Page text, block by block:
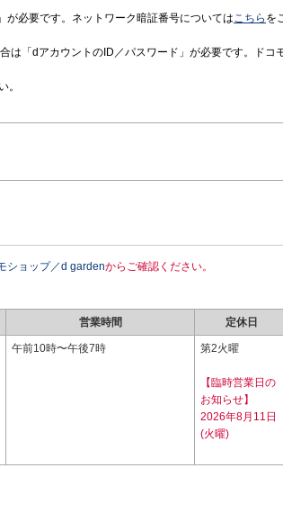
が必要です。ネットワーク暗証番号についてはこちら を
は「dアカウントのID／パスワード」が必要です。ドコ
。
ショップ／d gardenからご確認ください。
営業時間 定休日
午前10時〜午後7時 第2火曜
【臨時営業日の
お知らせ】
2026年8月11日
(火曜)